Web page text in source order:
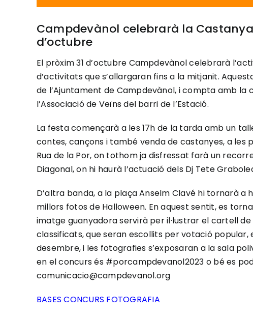
Campdevànol celebrarà la
d’octubre
El pròxim 31 d’octubre Campdevànol celebrarà
d’activitats que s’allargaran fins a la mitjanit.
de l’Ajuntament de Campdevànol, i compta amb la
l’Associació de Veïns del barri de l’Estació.
La festa començarà a les 17h de la tarda amb un
contes, cançons i també venda de castanyes, a les
Rua de la Por, on tothom ja disfressat farà un
Diagonal, on hi haurà l’actuació dels Dj Tete
D’altra banda, a la plaça Anselm Clavé hi tornarà
millors fotos de Halloween. En aquest sentit, es
imatge guanyadora servirà per il·lustrar el cartell
classificats, que seran escollits per votació popular,
desembre, i les fotografies s’exposaran a la sala
en el concurs és #porcampdevanol2023 o bé es
comunicacio@campdevanol.org
BASES CONCURS FOTOGRAFIA